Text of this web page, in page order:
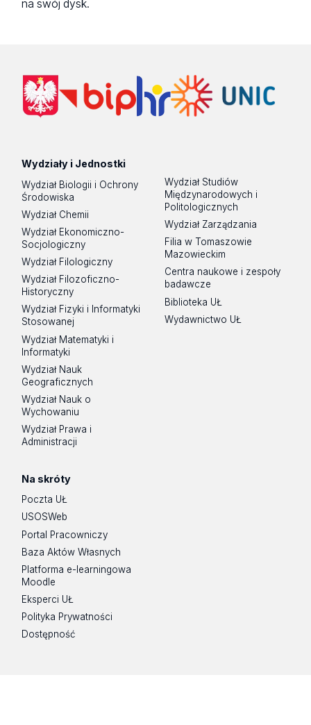
na swój dysk.
Wydziały i Jednostki
Wydział Biologii i Ochrony
Środowiska
Wydział Chemii
Wydział Ekonomiczno-
Socjologiczny
Wydział Filologiczny
Wydział Filozoficzno-
Historyczny
Wydział Fizyki i Informatyki
Stosowanej
Wydział Matematyki i
Informatyki
Wydział Nauk
Geograficznych
Wydział Nauk o
Wychowaniu
Wydział Prawa i
Administracji
Wydział Studiów
Międzynarodowych i
Politologicznych
Wydział Zarządzania
Filia w Tomaszowie
Mazowieckim
Centra naukowe i zespoły
badawcze
Biblioteka UŁ
Wydawnictwo UŁ
Na skróty
Poczta UŁ
USOSWeb
Portal Pracowniczy
Baza Aktów Własnych
Platforma e-learningowa
Moodle
Eksperci UŁ
Polityka Prywatności
Dostępność